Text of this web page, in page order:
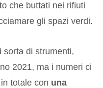
che buttati nei rifiuti
gli spazi verdi.
sorta di strumenti,
2021, ma i numeri ci
totale con una